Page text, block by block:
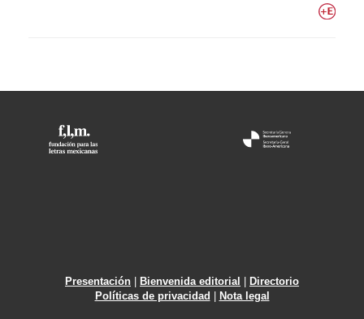
Presentación | Bienvenida editorial | Directorio
Políticas de privacidad | Nota legal